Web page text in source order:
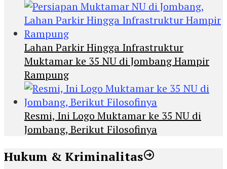
Lahan Parkir Hingga Infrastruktur
Muktamar ke 35 NU di Jombang Hampir
Rampung
Resmi, Ini Logo Muktamar ke 35 NU di
Jombang, Berikut Filosofinya
Hukum & Kriminalitas